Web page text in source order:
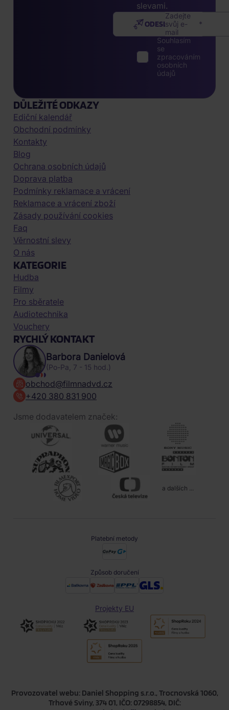
slevami.
Zadejte
svůj e-
mail
ODESLAT
Souhlasím
se
zpracováním
osobních
údajů
DŮLEŽITÉ ODKAZY
Ediční kalendář
Obchodní podmínky
Kontakty
Blog
Ochrana osobních údajů
Doprava platba
Podmínky reklamace a vrácení
Reklamace a vrácení zboží
Zásady používání cookies
Faq
Věrnostní slevy
O nás
KATEGORIE
Hudba
Filmy
Pro sběratele
Audiotechnika
Vouchery
RYCHLÝ KONTAKT
Barbora Danielová
(Po-Pa, 7 - 15 hod.)
obchod@filmnadvd.cz
+420 380 831 900
Jsme dodavatelem značek:
a dalších ...
Platební metody
Způsob doručení
Projekty EU
Provozovatel webu: Daniel Shopping s.r.o., Trocnovská 1060,
Trhové Sviny, 374 01, IČO: 07298854, DIČ: